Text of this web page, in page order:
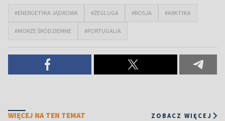
#ENERGETYKA JĄDROWA #ŻEGLUGA #ROSJA #ARKTYKA
#MORZE ŚRÓDZIEMNE #PORTUGALIA
WIĘCEJ NA TEN TEMAT ZOBACZ WIĘCEJ